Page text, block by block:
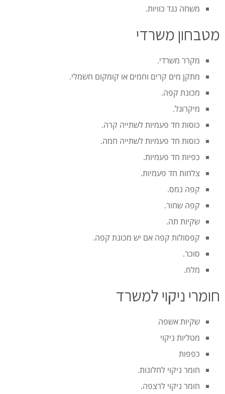
משחה נגד כוויות.
מטבחון משרדי
מקרר משרדי.
מתקן מים קרים וחמים או קומקום חשמלי.
מכונת קפה.
מיקרוגל.
כוסות חד פעמיות לשתייה קרה.
כוסות חד פעמיות לשתייה חמה.
כפיות חד פעמיות.
צלחות חד פעמיות.
קפה נמס.
קפה שחור.
שקיות תה.
קפסולות קפה אם יש מכונת קפה.
סוכר.
מלח.
חומרי ניקוי למשרד
שקיות אשפה
מטליות ניקוי
כפפות
חומר ניקוי לחלונות.
חומר ניקוי לרצפה.